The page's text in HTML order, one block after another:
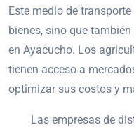
Este medio de
bienes, sino que
en Ayacucho. Los
tienen acceso a
optimizar sus costos y
Las empresas de